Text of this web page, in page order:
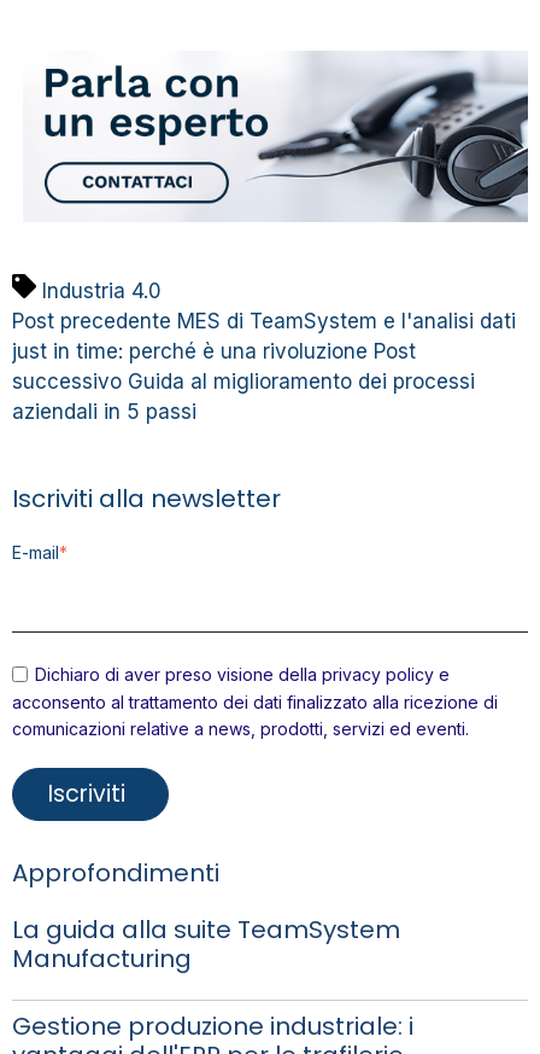
Industria 4.0
Post precedente MES di TeamSystem e l'analisi dati
just in time: perché è una rivoluzione Post
successivo Guida al miglioramento dei processi
aziendali in 5 passi
Iscriviti alla newsletter
E-mail*
Dichiaro di aver preso visione della privacy policye
acconsento al trattamento dei dati finalizzato alla ricezione di
comunicazioni relative a news, prodotti, servizi ed eventi.
Approfondimenti
La guida alla suite TeamSystem
Manufacturing
Gestione produzione industriale: i